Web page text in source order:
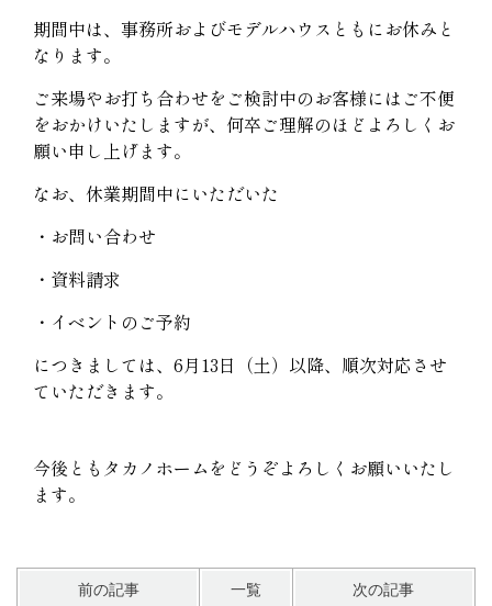
期間中は、事務所およびモデルハウスともにお休みと
なります。
ご来場やお打ち合わせをご検討中のお客様にはご不便
をおかけいたしますが、何卒ご理解のほどよろしくお
願い申し上げます。
なお、休業期間中にいただいた
・お問い合わせ
・資料請求
・イベントのご予約
につきましては、6月13日（土）以降、順次対応させ
ていただきます。
今後ともタカノホームをどうぞよろしくお願いいたし
ます。
前の記事 一覧 次の記事